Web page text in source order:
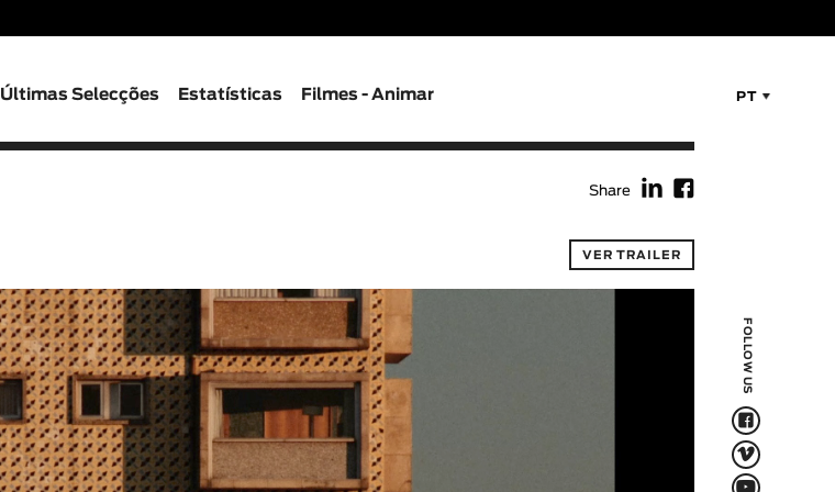
PT
Últimas Selecções Estatísticas Filmes - Animar
FOLLOW US
F
V
Q
Share f F
VER TRAILER